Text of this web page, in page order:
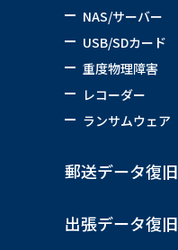
NAS/サーバー
USB/SDカード
重度物理障害
レコーダー
ランサムウェア
郵送データ復旧
出張データ復旧